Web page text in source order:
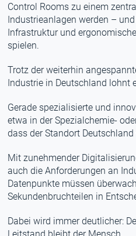
Control Rooms zu einem
Industrieanlagen werden –
Infrastruktur und
spielen.
Trotz der weiterhin
Industrie in Deutschland lohnt
Gerade spezialisierte und
etwa in der Spezialchemie-
dass der Standort
Mit zunehmender
auch die Anforderungen an
Datenpunkte müssen
Sekundenbruchteilen in
Dabei wird immer deutlicher: